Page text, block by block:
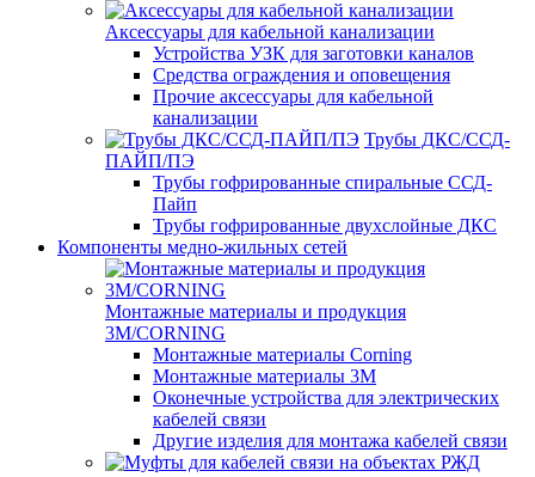
Аксессуары для кабельной канализации
Устройства УЗК для заготовки каналов
Средства ограждения и оповещения
Прочие аксессуары для кабельной
канализации
Трубы ДКС/ССД-
ПАЙП/ПЭ
Трубы гофрированные спиральные ССД-
Пайп
Трубы гофрированные двухслойные ДКС
Компоненты медно-жильных сетей
Монтажные материалы и продукция
3M/CORNING
Монтажные материалы Corning
Монтажные материалы 3M
Оконечные устройства для электрических
кабелей связи
Другие изделия для монтажа кабелей связи